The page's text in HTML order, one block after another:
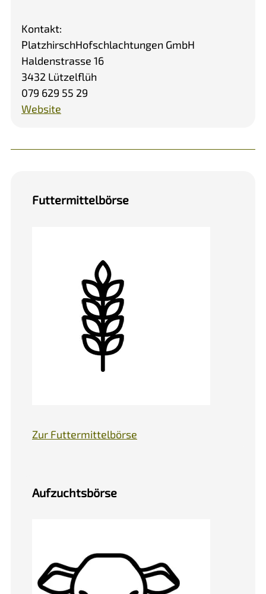
Kontakt:
PlatzhirschHofschlachtungen GmbH
Haldenstrasse 16
3432 Lützelflüh
079 629 55 29
Website
Futtermittelbörse
Zur Futtermittelbörse
Aufzuchtsbörse